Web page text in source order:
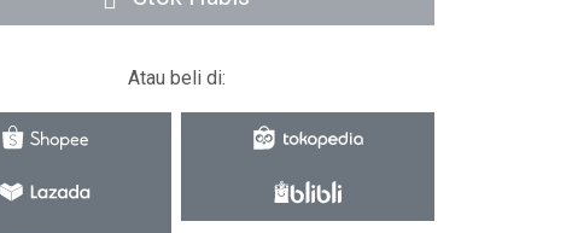
Atau beli di: